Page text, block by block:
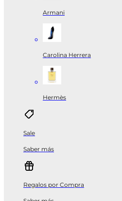
Armani
Carolina Herrera
Hermès
Sale
Saber más
Regalos por Compra